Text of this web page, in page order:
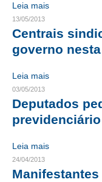
HOMOLOGAÇÕES
FIQUE POR DENTRO
OPORTUNIDADES
EMPREGO E ESTÁGIO
Leia mais
13/05/2013
Centrais
governo
Leia mais
03/05/2013
Deputados
Leia mais
24/04/2013